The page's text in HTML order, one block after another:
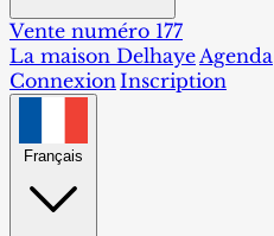
Vente numéro 177
La maison DelhayeAgenda
ConnexionInscription
Français